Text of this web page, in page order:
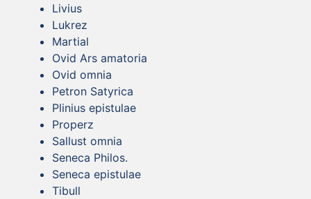
Livius
Lukrez
Martial
Ovid Ars amatoria
Ovid omnia
Petron Satyrica
Plinius epistulae
Properz
Sallust omnia
Seneca Philos.
Seneca epistulae
Tibull